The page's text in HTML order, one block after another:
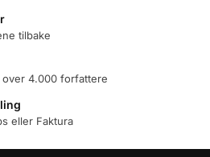
tilbake
4.000 forfattere
eller Faktura